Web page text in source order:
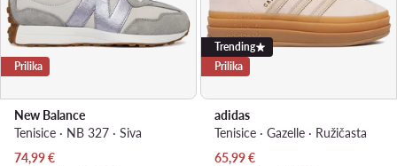
Prilika
New Balance
Tenisice · NB 327 · Siva
Trenutna cijena
74,99€
Trending
Prilika
adidas
Tenisice · Gazelle · Ružičasta
Trenutna cijena
65,99€